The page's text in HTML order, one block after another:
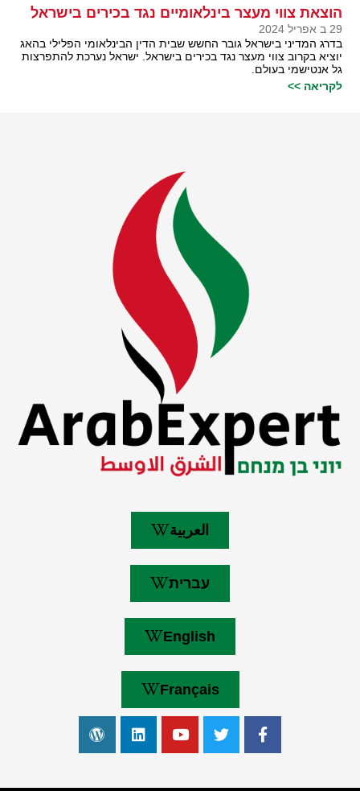
הוצאת צווי מעצר בינלאומיים נגד בכירים בישראל
29 ב אפריל 2024
בדרג המדיני בישראל גובר החשש שבית הדין הבינלאומי הפלילי בהאג
יוציא בקרוב צווי מעצר נגד בכירים בישראל. ישראל נערכת להתפרצות
גל אנטישמי בעולם.
לקריאה >>
العربية
עברית
English
Français